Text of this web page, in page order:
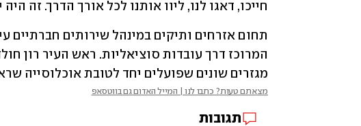
חייכו, דאגו לנו, ליוו אותנו לכל אורך הדרך. זה היה
מגזרים שונים שפועלים יחד לטובת אוכלוסייה
מצאתם טעות? כתבו לנו | המייל האדום גם בווטסאפ
תגובות